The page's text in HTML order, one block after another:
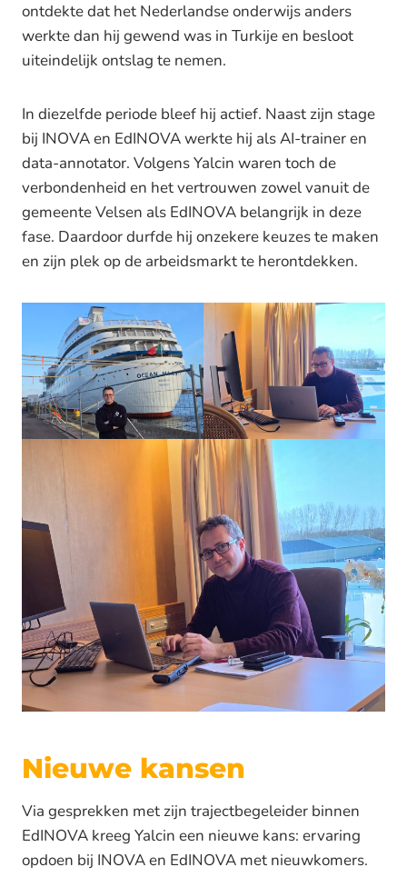
ontdekte dat het Nederlandse onderwijs anders
werkte dan hij gewend was in Turkije en besloot
uiteindelijk ontslag te nemen.
In diezelfde periode bleef hij actief. Naast zijn stage
bij INOVA en EdINOVA werkte hij als AI-trainer en
data-annotator. Volgens Yalcin waren toch de
verbondenheid en het vertrouwen zowel vanuit de
gemeente Velsen als EdINOVA belangrijk in deze
fase. Daardoor durfde hij onzekere keuzes te maken
en zijn plek op de arbeidsmarkt te herontdekken.
Nieuwe kansen
Via gesprekken met zijn trajectbegeleider binnen
EdINOVA kreeg Yalcin een nieuwe kans: ervaring
opdoen bij INOVA en EdINOVA met nieuwkomers.